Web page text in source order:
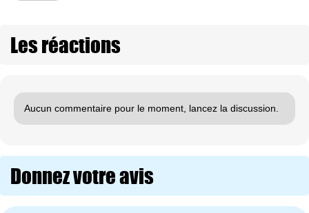
Les réactions
Aucun commentaire pour le moment, lancez la discussion.
Donnez votre avis